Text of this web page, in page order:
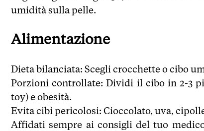
umidità sulla pelle.
Alimentazione
Dieta bilanciata: Scegli crocchette o cibo
Porzioni controllate: Dividi il cibo in 2-3
toy) e obesità.
Evita cibi pericolosi: Cioccolato, uva,
Affidati sempre ai consigli del tuo